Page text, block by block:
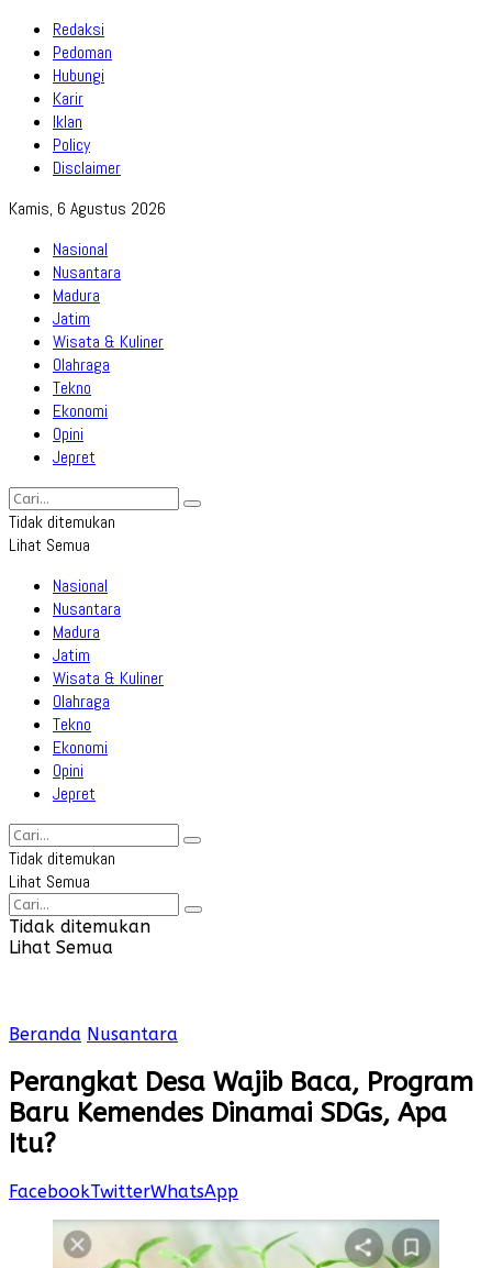
Redaksi
Pedoman
Hubungi
Karir
Iklan
Policy
Disclaimer
Kamis, 6 Agustus 2026
Nasional
Nusantara
Madura
Jatim
Wisata & Kuliner
Olahraga
Tekno
Ekonomi
Opini
Jepret
Tidak ditemukan
Lihat Semua
Nasional
Nusantara
Madura
Jatim
Wisata & Kuliner
Olahraga
Tekno
Ekonomi
Opini
Jepret
Tidak ditemukan
Lihat Semua
Tidak ditemukan
Lihat Semua
Beranda Nusantara
Perangkat Desa Wajib Baca, Program
Baru Kemendes Dinamai SDGs, Apa
Itu?
FacebookTwitterWhatsApp